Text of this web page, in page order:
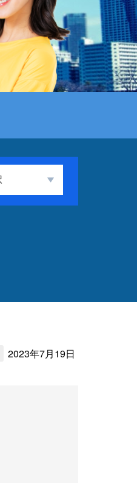
2023年7月19日